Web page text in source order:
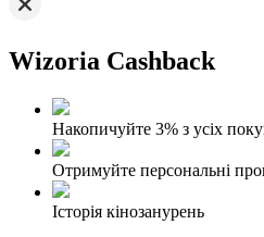
Wizoria Cashback
Накопичуйте 3% з усіх
Отримуйте персональні
Історія кінозанурень